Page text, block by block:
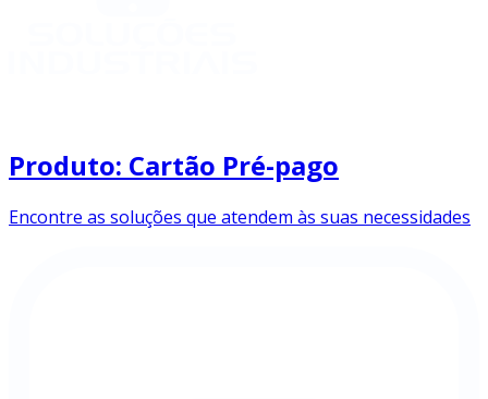
Produto: Cartão Pré-pago
Encontre as soluções que atendem às suas necessidades